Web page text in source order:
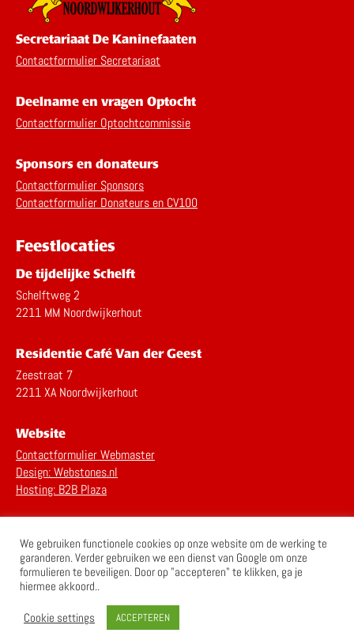
Secretariaat De Kaninefaaten
Contactformulier Secretariaat
Deelname en vragen Optocht
Contactformulier Optochtcommissie
Sponsors en donateurs
Contactformulier Sponsors
Contactformulier Donateurs en CV100
Feestlocaties
De tijdelijke Schelft
Schelftweg 2
2211 MM Noordwijkerhout
Residentie Café Van der Geest
Zeestraat 7
2211 XA Noordwijkerhout
Website
Contactformulier Webmaster
Design: Webstones.nl
Hosting: B2B Plaza
Disclaimer
We gebruiken functionele cookies op onze website om de werking te
garanderen. Verder gebruiken we een dienst van Google om onze
formulieren te beveiligen. Door op "accepteren" te klikken, ga je
hiermee akkoord..
Cookie settings ACCEPTEREN